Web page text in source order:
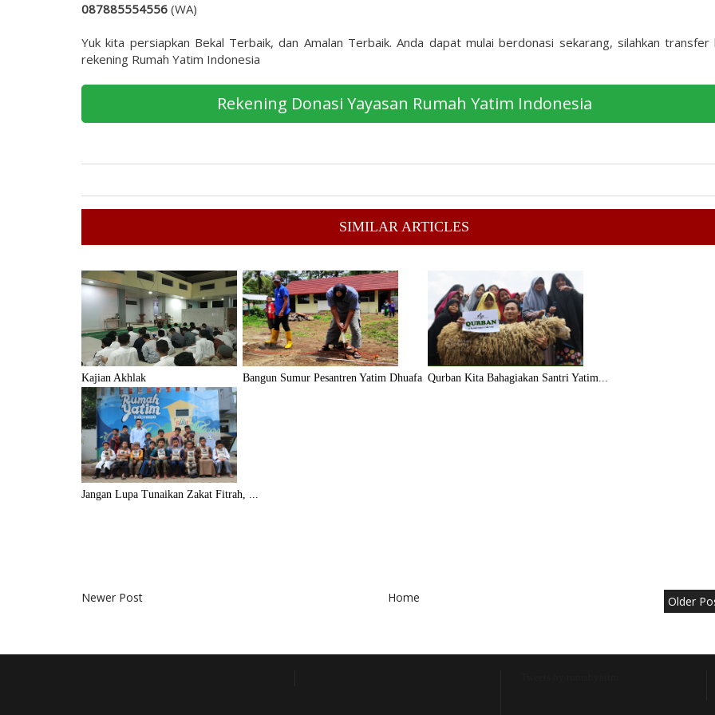
087885554556 (WA)
Yuk kita persiapkan Bekal Terbaik, dan Amalan Terbaik. Anda dapat mulai berdonasi sekarang, silahkan transfer
rekening Rumah Yatim Indonesia
Rekening Donasi Yayasan Rumah Yatim Indonesia
SIMILAR ARTICLES
Kajian Akhlak Bangun Sumur Pesantren Yatim Dhuafa Qurban Kita Bahagiakan Santri Yatim...
Jangan Lupa Tunaikan Zakat Fitrah, ...
Newer Post Older
Home